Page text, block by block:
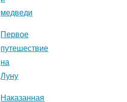
медведи
Первое
путешествие
на
Луну
Наказанная